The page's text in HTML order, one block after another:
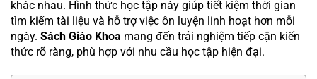
khác nhau. Hình thức học tập này giúp tiết kiệm thời gian
tìm kiếm tài liệu và hỗ trợ việc ôn luyện linh hoạt hơn mỗi
ngày. Sách Giáo Khoa mang đến trải nghiệm tiếp cận kiến
thức rõ ràng, phù hợp với nhu cầu học tập hiện đại.